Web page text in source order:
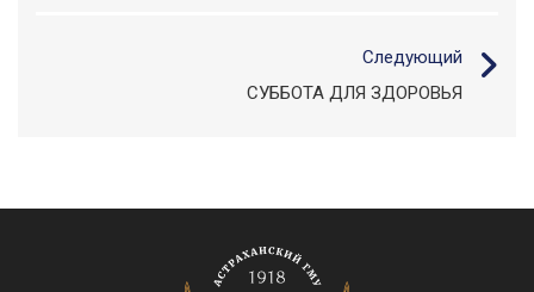
Следующий
СУББОТА ДЛЯ ЗДОРОВЬЯ